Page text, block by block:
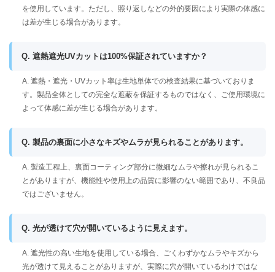
を使用しています。ただし、照り返しなどの外的要因により実際の体感に
は差が生じる場合があります。
Q. 遮熱遮光UVカットは100%保証されていますか？
A. 遮熱・遮光・UVカット率は生地単体での検査結果に基づいておりま
す。製品全体としての完全な遮蔽を保証するものではなく、ご使用環境に
よって体感に差が生じる場合があります。
Q. 製品の裏面に小さなキズやムラが見られることがあります。
A. 製造工程上、裏面コーティング部分に微細なムラや擦れが見られるこ
とがありますが、機能性や使用上の品質に影響のない範囲であり、不良品
ではございません。
Q. 光が透けて穴が開いているように見えます。
A. 遮光性の高い生地を使用している場合、ごくわずかなムラやキズから
光が透けて見えることがありますが、実際に穴が開いているわけではな